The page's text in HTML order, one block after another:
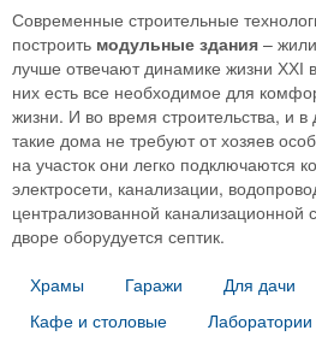
Современные строительные
построить модульные здания –
лучше отвечают динамике жизни ХХІ
них есть все необходимое для
жизни. И во время строительства, и
такие дома не требуют от хозяев
на участок они легко подключаются
электросети, канализации,
централизованной канализационной
дворе оборудуется септик.
Храмы
Гаражи Для дачи
Кафе и столовые
Лаборатории